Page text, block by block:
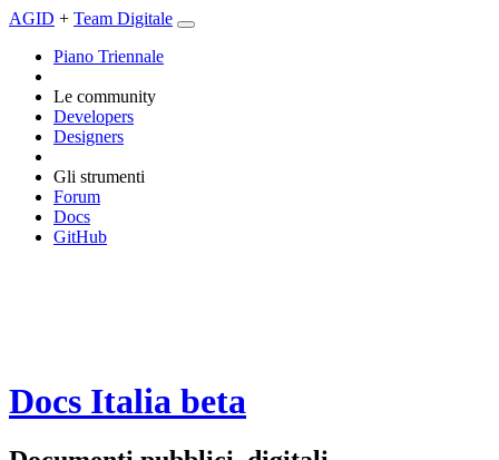
AGID + Team Digitale
Piano Triennale
Le community
Developers
Designers
Gli strumenti
Forum
Docs
GitHub
Docs Italia beta